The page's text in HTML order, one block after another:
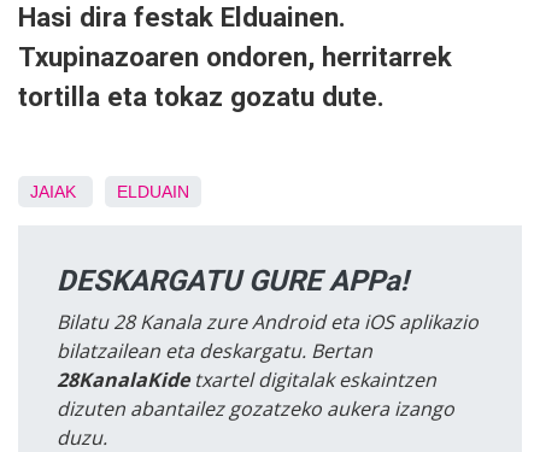
Hasi dira festak Elduainen.
Txupinazoaren ondoren, herritarrek
tortilla eta tokaz gozatu dute.
JAIAK ELDUAIN
DESKARGATU GURE APPa!
Bilatu 28 Kanala zure Android eta iOS aplikazio
bilatzailean eta deskargatu. Bertan
28KanalaKidetxartel digitalak eskaintzen
dizuten abantailez gozatzeko aukera izango
duzu.